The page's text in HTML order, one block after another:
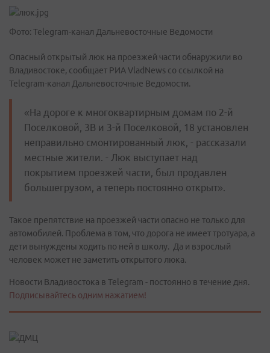
Фото: Telegram-канал Дальневосточные Ведомости
Опасный открытый люк на проезжей части обнаружили во
Владивостоке, сообщает РИА VladNews со ссылкой на
Telegram-канал Дальневосточные Ведомости.
«На дороге к многоквартирным домам по 2-й
Поселковой, 3В и 3-й Поселковой, 18 установлен
неправильно смонтированный люк, - рассказали
местные жители. - Люк выступает над
покрытием проезжей части, был продавлен
большегрузом, а теперь постоянно открыт».
Такое препятствие на проезжей части опасно не только для
автомобилей. Проблема в том, что дорога не имеет тротуара, а
дети вынуждены ходить по ней в школу. Да и взрослый
человек может не заметить открытого люка.
Новости Владивостока в Telegram - постоянно в течение дня.
Подписывайтесь одним нажатием!